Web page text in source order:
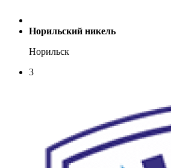
Норильский никель
Норильск
3